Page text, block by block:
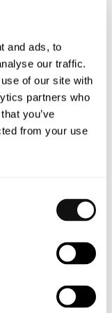
and ads, to
our traffic.
of our site with
partners who
you’ve
from your use
ställer högre
och i
skadade
för
Manager på
AstaZero
Deltagarna
och
avslutades med